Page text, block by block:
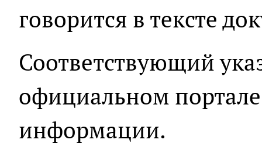
говорится в тексте
Соответствующий
официальном
информации.